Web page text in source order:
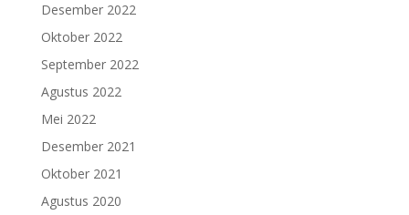
Desember 2022
Oktober 2022
September 2022
Agustus 2022
Mei 2022
Desember 2021
Oktober 2021
Agustus 2020